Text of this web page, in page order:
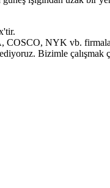
NYK vb.
Bizimle çalışmak